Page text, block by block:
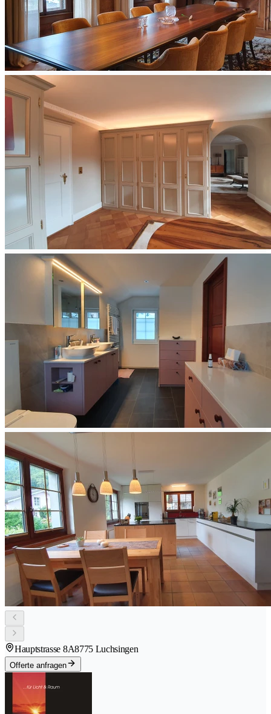
Hauptstrasse 8A8775 Luchsingen
Offerte anfragen